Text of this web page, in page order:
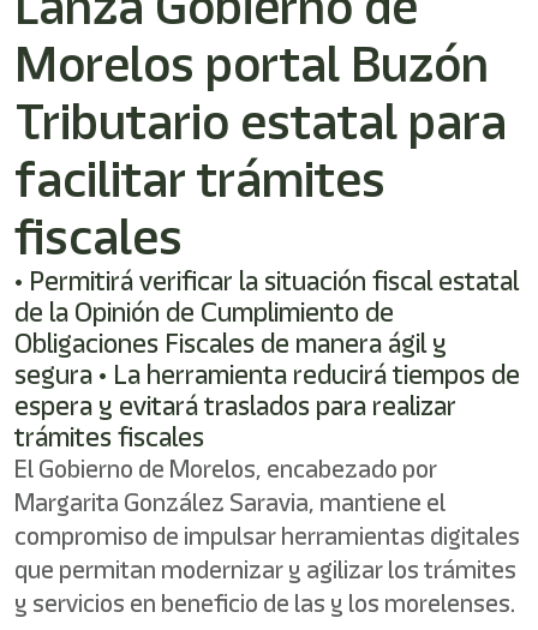
Morelos portal Buzón
Tributario estatal para
facilitar trámites
fiscales
• Permitirá verificar la situación fiscal estatal
de la Opinión de Cumplimiento de
Obligaciones Fiscales de manera ágil y
segura • La herramienta reducirá tiempos de
espera y evitará traslados para realizar
trámites fiscales
El Gobierno de Morelos, encabezado por
Margarita González Saravia, mantiene el
compromiso de impulsar herramientas digitales
que permitan modernizar y agilizar los trámites
y servicios en beneficio de las y los morelenses.